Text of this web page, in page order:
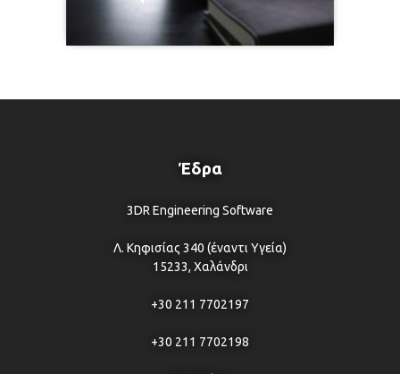
Έδρα
3DR Engineering Software
Λ. Κηφισίας 340 (έναντι Υγεία)
15233, Χαλάνδρι
+30 211 7702197
+30 211 7702198